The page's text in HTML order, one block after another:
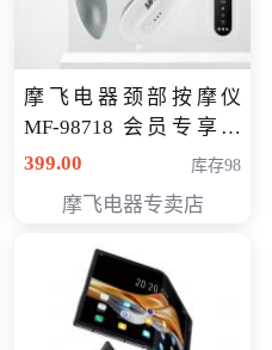
摩飞电器颈部按摩仪
MF-98718 会员专享价
299元
399.00 库存98
摩飞电器专卖店